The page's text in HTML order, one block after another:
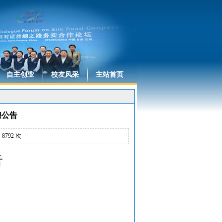
自主创业 校友风采 主站首页
告
8792 次